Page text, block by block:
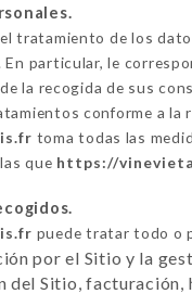
tratamiento de los
particular, le
la recogida de sus
conforme a la
toma todas las
que https://
puede tratar todo o
por el Sitio y la
del Sitio, facturación,